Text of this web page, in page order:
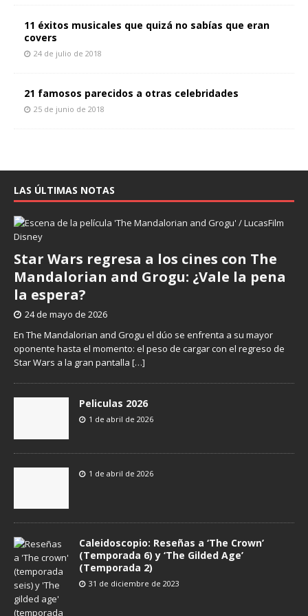
11 éxitos musicales que quizá no sabías que eran
covers
24 de julio de 2018
21 famosos parecidos a otras celebridades
25 de junio de 2018
LAS ÚLTIMAS NOTAS
Star Wars regresa a los cines con The
Mandalorian and Grogu: ¿Vale la pena
la espera?
24 de mayo de 2026
En The Mandalorian and Grogu el dúo se enfrenta a su mayor
oponente hasta el momento: el peso de cargar con el regreso de
Star Wars a la gran pantalla […]
Peliculas 2026
1 de abril de 2026
1 de abril de 2026
Caleidoscopio: Reseñas a ‘The Crown’
(Temporada 6) y ‘The Gilded Age’
(Temporada 2)
31 de diciembre de 2023